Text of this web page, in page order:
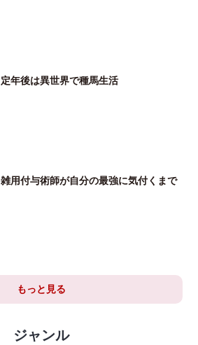
定年後は異世界で種馬生活
雑用付与術師が自分の最強に気付くまで
もっと見る
ジャンル